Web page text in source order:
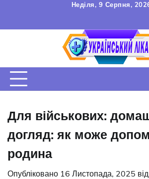
вмісту
Неділя, 9 Серпня,
Для військових:
догляд: як може
родина
Опубліковано 16 Листопада, 2025 від